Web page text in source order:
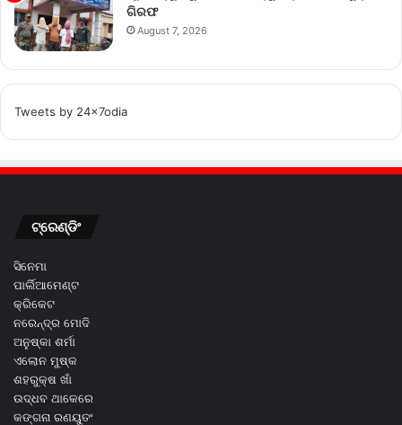
ଗିରଫ
August 7, 2026
Tweets by 24x7odia
ଟ୍ରେଣ୍ଡିଂ
ସିନେମା
ପାର୍ଲିଆମେଣ୍ଟ
କ୍ରିକେଟ
ନରେନ୍ଦ୍ର ମୋଦି
ଅନୁଷ୍କା ଶର୍ମା
ଏଲୋନ ମୁଷ୍କ
ଶହରୁକ୍ଷ ଖାଁ
ଉଦ୍ଧବ ଥାକେରେ
କଙ୍ଗନା ରଣୟୁତଂ